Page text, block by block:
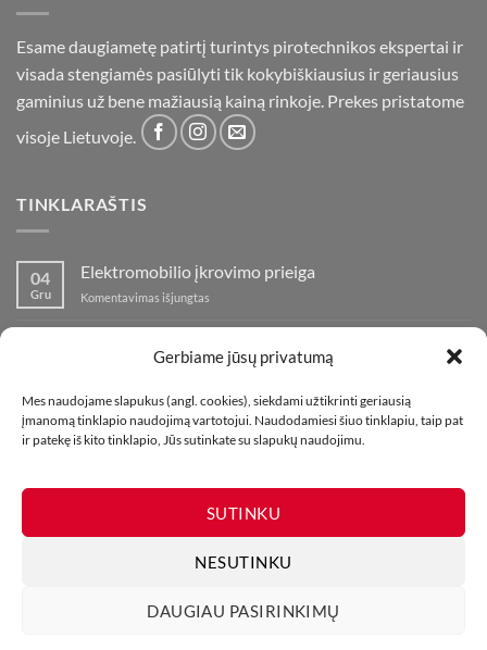
Gerbiame jūsų privatumą
Mes naudojame slapukus (angl. cookies), siekdami užtikrinti geriausią
įmanomą tinklapio naudojimą vartotojui. Naudodamiesi šiuo tinklapiu, taip pat
ir patekę iš kito tinklapio, Jūs sutinkate su slapukų naudojimu.
SUTINKU
NESUTINKU
DAUGIAU PASIRINKIMŲ
Esame daugiametę patirtį turintys pirotechnikos ekspertai ir
visada stengiamės pasiūlyti tik kokybiškiausius ir geriausius
gaminius už bene mažiausią kainą rinkoje. Prekes pristatome
visoje Lietuvoje.
TINKLARAŠTIS
04
Gru
Elektromobilio įkrovimo prieiga
Komentavimas išjungtas
prieiga
Komentavimas išjungtasįraše
fejerverkų
parduotuvė
Klaipedoje!
01
Lap
Kaip fotografuoti fejerverkus
Komentavimas išjungtasįraše
fejerverkus
MŪSŲ PARDUOTUVĖS KONTAKTAI TINKLARAŠTIS